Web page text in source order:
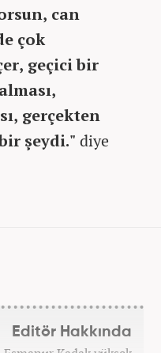
can
çok
geçici bir
gerçekten
şeydi." diye
Editör Hakkında